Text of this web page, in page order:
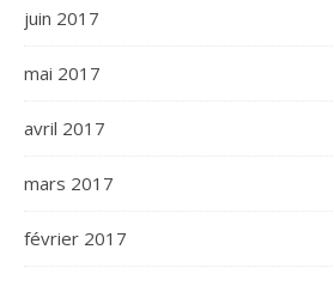
juin 2017
mai 2017
avril 2017
mars 2017
février 2017